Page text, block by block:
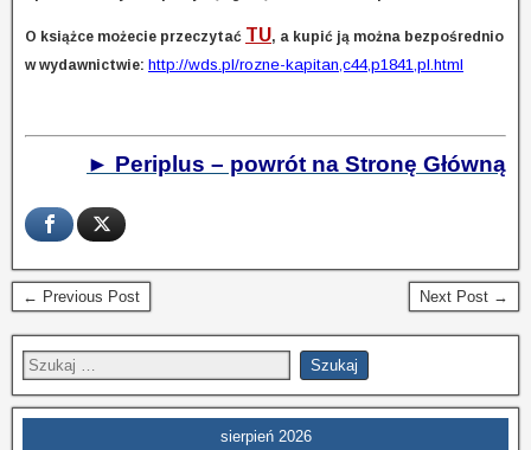
O książce możecie przeczytać TU, a kupić ją można bezpośrednio
w wydawnictwie: http://wds.pl/rozne-kapitan,c44,p1841,pl.html
► Periplus – powrót na Stronę Główną
← Previous Post Next Post →
sierpień 2026